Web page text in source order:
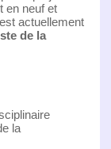
en neuf et
actuellement
de la
la